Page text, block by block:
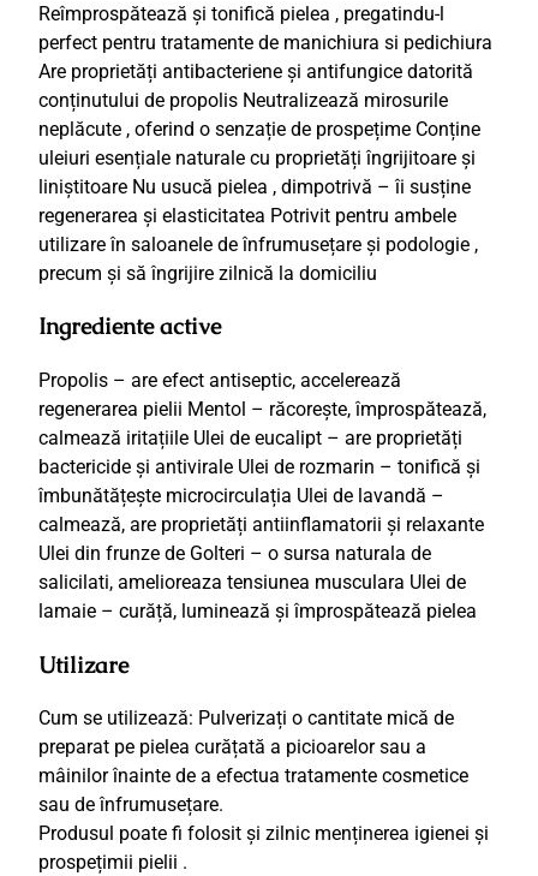
0
0
m
l
Reîmprospătează și tonifică pielea , pregatindu-l
perfect pentru tratamente de manichiura si pedichiura
Are proprietăți antibacteriene și antifungice datorită
conținutului de propolis Neutralizează mirosurile
neplăcute , oferind o senzație de prospețime Conține
uleiuri esențiale naturale cu proprietăți îngrijitoare și
liniștitoare Nu usucă pielea , dimpotrivă – îi susține
regenerarea și elasticitatea Potrivit pentru ambele
utilizare în saloanele de înfrumusețare și podologie ,
precum și să îngrijire zilnică la domiciliu
Ingrediente active
Propolis – are efect antiseptic, accelerează
regenerarea pielii Mentol – răcorește, împrospătează,
calmează iritațiile Ulei de eucalipt – are proprietăți
bactericide și antivirale Ulei de rozmarin – tonifică și
îmbunătățește microcirculația Ulei de lavandă –
calmează, are proprietăți antiinflamatorii și relaxante
Ulei din frunze de Golteri – o sursa naturala de
salicilati, amelioreaza tensiunea musculara Ulei de
lamaie – curăță, luminează și împrospătează pielea
Utilizare
Cum se utilizează: Pulverizați o cantitate mică de
preparat pe pielea curățată a picioarelor sau a
mâinilor înainte de a efectua tratamente cosmetice
sau de înfrumusețare.
Produsul poate fi folosit și zilnic menținerea igienei și
prospețimii pielii .